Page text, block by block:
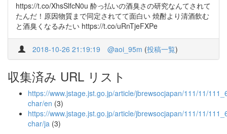
https://t.co/XhsSlfcN0u 酔っ払いの酒臭さの研究なんてされて
たんだ！原因物質まで同定されてて面白い 焼酎より清酒飲む
と酒臭くなるみたい https://t.co/uRnTjeFXPe
2018-10-26 21:19:19 @aoi_95m (投稿一覧)
収集済み URL リスト
https://www.jstage.jst.go.jp/article/jbrewsocjapan/111/11/
char/en (3)
https://www.jstage.jst.go.jp/article/jbrewsocjapan/111/11/
char/ja (3)